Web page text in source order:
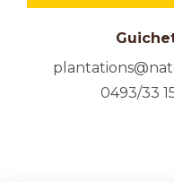
0493/33